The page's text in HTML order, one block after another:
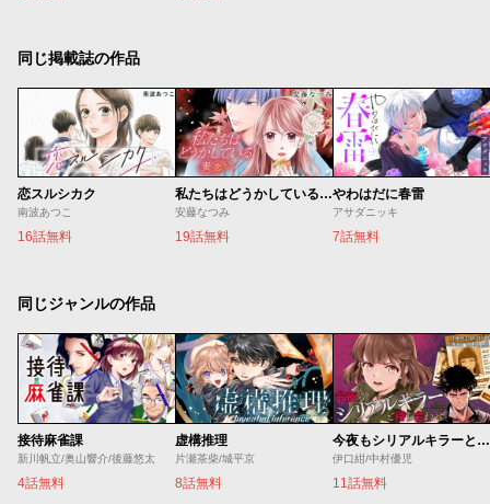
同じ掲載誌の作品
恋スルシカク
南波あつこ
16話無料
私たちはどうかしている 妻恋い
安藤なつみ
19話無料
やわはだに春雷
アサダニッキ
7話無料
同じジャンルの作品
接待麻雀課
新川帆立/奥山響介/後藤悠太
4話無料
虚構推理
片瀬茶柴/城平京
8話無料
今夜もシリアルキラーと待ち合わせ
伊口紺/中村優児
11話無料